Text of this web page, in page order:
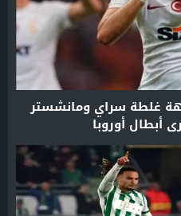
غلطة سراي ومانشستر
أبطال أوروبا